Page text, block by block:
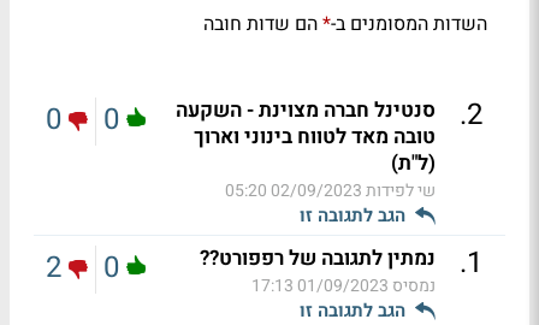
השדות המסומנים ב-*הם שדות חובה
2
.
סנטינל חברה מצוינת - השקעה
טובה מאד לטווח בינוני וארוך
(ל"ת)
שי לפידות02/09/2023 05:20
הגב לתגובה זו
0
0
1
. נמתין לתגובה של רפפורט??
נמסיס 01/09/2023 17:13
הגב לתגובה זו
0
2